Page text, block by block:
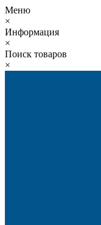
Меню
×
Информация
×
Поиск товаров
×